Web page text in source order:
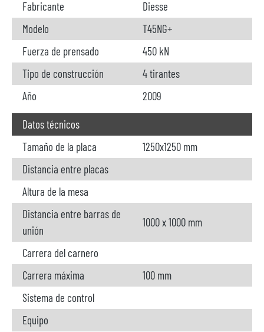
Fabricante
Diesse
Modelo
T45NG+
Fuerza de prensado
450 kN
Tipo de construcción
4 tirantes
Año
2009
Datos técnicos
Tamaño de la placa
1250x1250 mm
Distancia entre placas
Altura de la mesa
Distancia entre barras de
unión
1000 x 1000 mm
Carrera del carnero
Carrera máxima
100 mm
Sistema de control
Equipo